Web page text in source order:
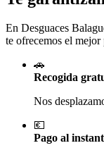
En Desguaces
te ofrecemos el
🚗
Recogida
Nos
💶
Pago al